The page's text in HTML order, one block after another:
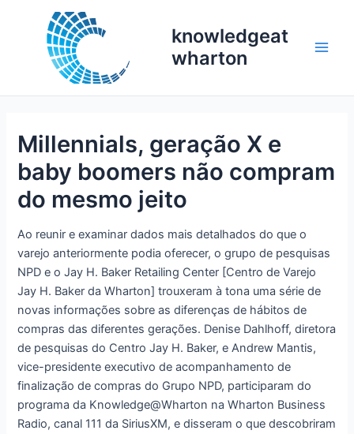
knowledgeat
wharton
Millennials, geração X e
baby boomers não compram
do mesmo jeito
Ao reunir e examinar dados mais detalhados do que o
varejo anteriormente podia oferecer, o grupo de pesquisas
NPD e o Jay H. Baker Retailing Center [Centro de Varejo
Jay H. Baker da Wharton] trouxeram à tona uma série de
novas informações sobre as diferenças de hábitos de
compras das diferentes gerações. Denise Dahlhoff, diretora
de pesquisas do Centro Jay H. Baker, e Andrew Mantis,
vice-presidente executivo de acompanhamento de
finalização de compras do Grupo NPD, participaram do
programa da Knowledge@Wharton na Wharton Business
Radio, canal 111 da SiriusXM, e disseram o que descobriram